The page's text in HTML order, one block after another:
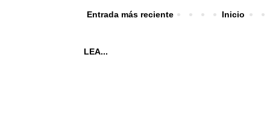
Entrada más reciente Inicio
LEA...